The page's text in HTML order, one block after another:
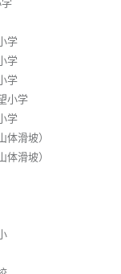
学
学
学
小学
学
滑坡）
滑坡）